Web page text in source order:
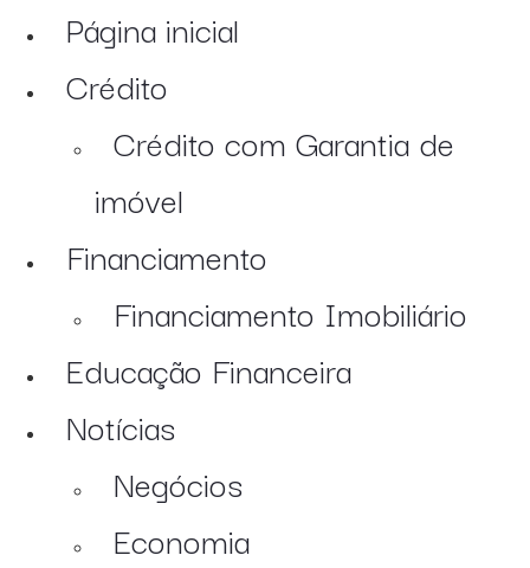
Página inicial
Crédito
Crédito com Garantia de
imóvel
Financiamento
Financiamento Imobiliário
Educação Financeira
Notícias
Negócios
Economia